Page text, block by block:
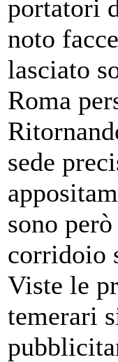
portatori
noto
lasciato
Roma
sede
sono
corridoio
Viste le
temerari